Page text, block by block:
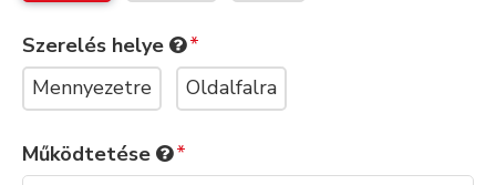
Szerelés helye
Mennyezetre
Oldalfalra
Működtetése